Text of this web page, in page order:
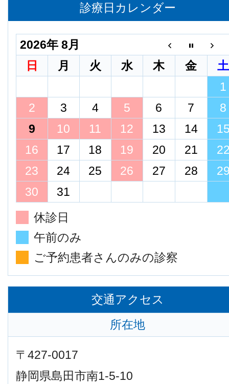
診療日カレンダー
2026年 8月
日
月 火 水 木 金
土
1
2
3 4 5 6 7
8
9
10 11 12 13 14
16
17 18 19 20 21
23
24 25 26 27 28
30
31
休診日
午前のみ
ご予約患者さんのみの診察
交通アクセス
所在地
〒427-0017
静岡県島田市南1-5-10